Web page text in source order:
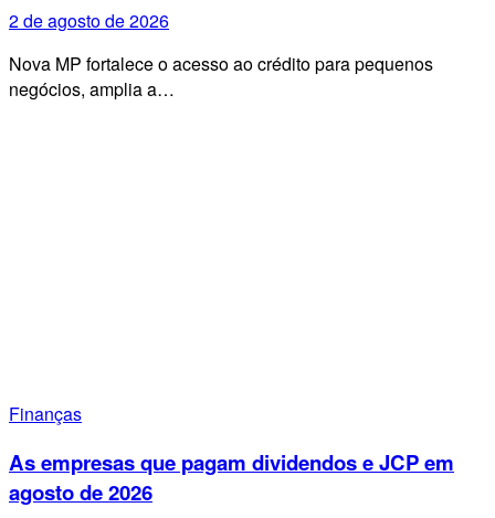
2 de agosto de 2026
Nova MP fortalece o acesso ao crédito para pequenos
negócios, amplia a…
Finanças
As empresas que pagam dividendos e JCP em
agosto de 2026